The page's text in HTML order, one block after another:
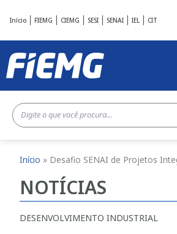
Início FIEMG CIEMG SESI SENAI IEL CIT
Início » Desafio SENAI de Projetos
NOTÍCIAS
DESENVOLVIMENTO INDUSTRIAL